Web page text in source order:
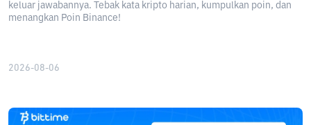
keluar jawabannya. Tebak kata kripto harian, kumpulkan poin, dan
menangkan Poin Binance!
2026-08-06